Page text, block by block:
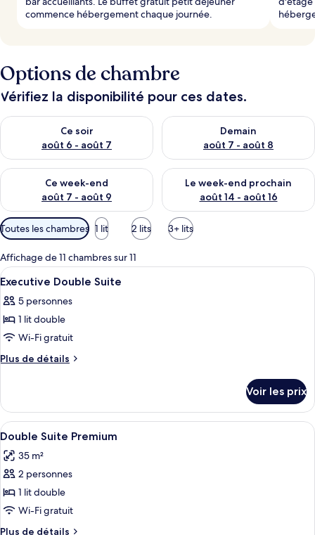
commence hébergement chaque journée.
Options de chambre
Vérifiez la disponibilité pour ces dates.
Ce soir
août 6 - août 7
Vérifier la disponibilité pour ce soir août 6 - août 7
Demain
août 7 - août 8
Vérifier la disponibilité pour
Ce week-end
août 7 - août 9
Vérifier la disponibilité pour ce week-end août 7 - août 9
Le week-end prochain
août 14 - août 16
Vérifier la disponibilité pour
Filtres
disponibles
pour
les
chambres
Toutes les chambres 1 lit 2 lits 3+ lits
Affichage de 11 chambres sur 11
Afficher
toutes
les
photos
pour
ce
chambre :
Executive
Double
Suite
1
Executive Double Suite
5 personnes
1 lit double
Wi-Fi gratuit
Plus de détails
Plus
le
type
de
Executive
Double
Voir les prix
Afficher
toutes
les
photos
pour
ce
type
Une chambre d’hôtel moderne
6
Double Suite Premium
35 m²
2 personnes
1 lit double
Wi-Fi gratuit
Plus de détails
Plus